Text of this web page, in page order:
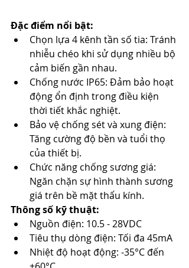
Đặc điểm nổi bật:
Chọn lựa 4 kênh tần số tia: Tránh
nhiễu chéo khi sử dụng nhiều bộ
cảm biến gần nhau.​
Chống nước IP65: Đảm bảo hoạt
động ổn định trong điều kiện
thời tiết khắc nghiệt.​
Bảo vệ chống sét và xung điện:
Tăng cường độ bền và tuổi thọ
của thiết bị.​
Chức năng chống sương giá:
Ngăn chặn sự hình thành sương
giá trên bề mặt thấu kính.​
Thông số kỹ thuật:
Nguồn điện: 10.5 - 28VDC​
Tiêu thụ dòng điện: Tối đa 45mA​
Nhiệt độ hoạt động: -35°C đến